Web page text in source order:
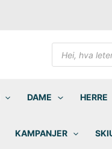
Products
search
DAME HERRE
KAMPANJER